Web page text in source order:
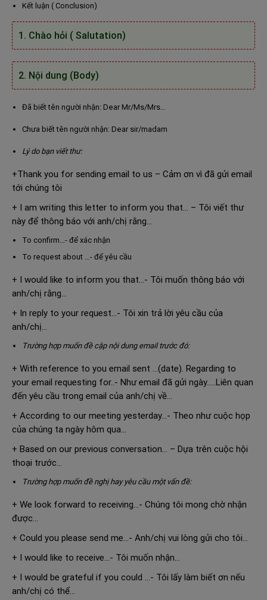
Kết luận ( Conclusion)
1. Chào hỏi ( Salutation)
2. Nội dung (Body)
Đã biết tên người nhận: Dear Mr/Ms/Mrs…
Chưa biết tên người nhận: Dear sir/madam
Lý do bạn viết thư:
+Thank you for sending email to us – Cảm ơn vì đã gửi email
tới chúng tôi
+ I am writing this letter to inform you that… – Tôi viết thư
này để thông báo với anh/chị rằng…
To confirm…- để xác nhận
To request about …- để yêu cầu
+ I would like to inform you that…- Tôi muốn thông báo với
anh/chị rằng…
+ In reply to your request…- Tôi xin trả lời yêu cầu của
anh/chị…
Trường hợp muốn đề cập nội dung email trước đó:
+ With reference to you email sent …(date). Regarding to
your email requesting for..- Như email đã gửi ngày…..Liên quan
đến yêu cầu trong email của anh/chị về…
+ According to our meeting yesterday…- Theo như cuộc họp
của chúng ta ngày hôm qua…
+ Based on our previous conversation… – Dựa trên cuộc hội
thoại trước…
Trường hợp muốn đề nghị hay yêu cầu một vấn đề:
+ We look forward to receiving…- Chúng tôi mong chờ nhận
được…
+ Could you please send me…- Anh/chị vui lòng gửi cho tôi…
+ I would like to receive…- Tôi muốn nhận…
+ I would be grateful if you could …- Tôi lấy làm biết ơn nếu
anh/chị có thể…